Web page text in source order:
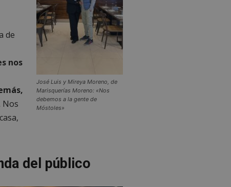
José Luis y Mireya Moreno, de
Marisquerías Moreno: «Nos
debemos a la gente de
Móstoles»
de
nos
. Nos
del público